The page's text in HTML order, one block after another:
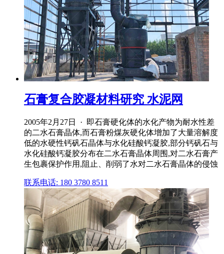
石膏复合胶凝材料研究 水泥网
2005年2月27日 · 即石膏硬化体的水化产物为耐水性差
的二水石膏晶体,而石膏粉煤灰硬化体增加了大量溶解度
低的水硬性钙矾石晶体与水化硅酸钙凝胶,部分钙矾石与
水化硅酸钙凝胶分布在二水石膏晶体周围,对二水石膏产
生包裹保护作用,阻止、削弱了水对二水石膏晶体的侵蚀
联系电话: 180 3780 8511